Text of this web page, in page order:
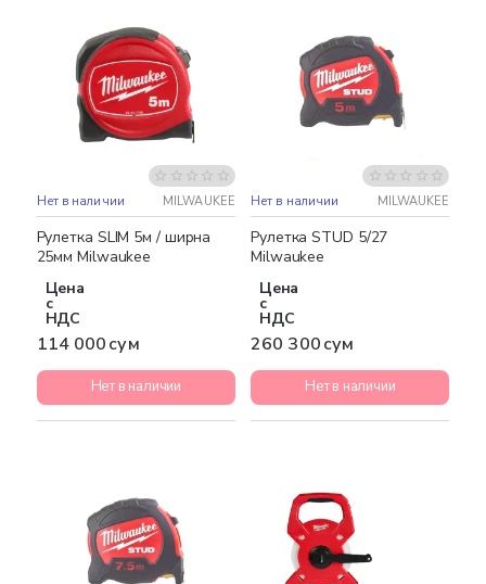
Нет в наличии MILWAUKEE
Рулетка SLIM 5м / ширна
25мм Milwaukee
Цена
с
НДС
114 000 сум
Нет в наличии
Нет в наличии MILWAUKEE
Рулетка STUD 5/27
Milwaukee
Цена
с
НДС
260 300 сум
Нет в наличии